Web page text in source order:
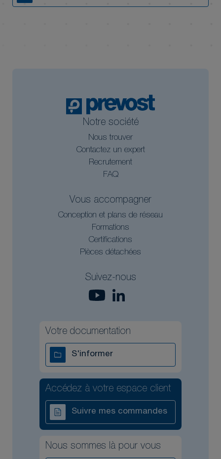
Notre société
Nous trouver
Contactez un expert
Recrutement
FAQ
Vous accompagner
Conception et plans de réseau
Formations
Certifications
Pièces détachées
Suivez-nous
Votre documentation
S'informer
Accédez à votre espace client
Suivre mes commandes
Nous sommes là pour vous